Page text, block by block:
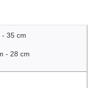
- 35 cm
- 28 cm